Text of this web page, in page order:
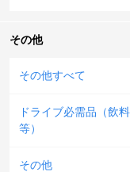
その他
その他すべて
ドライブ必需品（飲
等）
その他